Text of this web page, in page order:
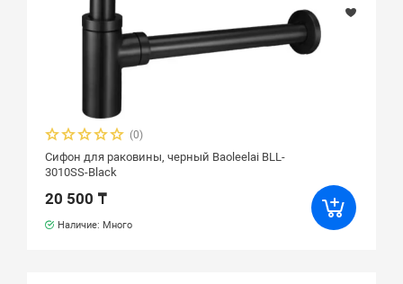
(0)
Сифон для раковины, черный Baoleelai BLL-
3010SS-Black
20 500 ₸
Наличие: Много